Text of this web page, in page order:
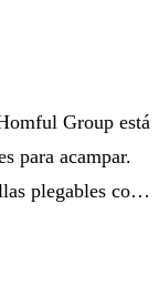
Group está
para acampar.
plegables con
y madera.